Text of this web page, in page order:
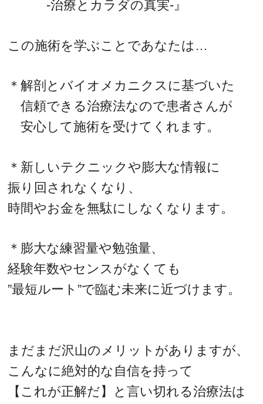
-治療とカラダの真実-』
この施術を学ぶことであなたは…
＊解剖とバイオメカニクスに基づいた
信頼できる治療法なので患者さんが
安心して施術を受けてくれます。
＊新しいテクニックや膨大な情報に
振り回されなくなり、
時間やお金を無駄にしなくなります。
＊膨大な練習量や勉強量、
経験年数やセンスがなくても
”最短ルート”で臨む未来に近づけます。
まだまだ沢山のメリットがありますが、
こんなに絶対的な自信を持って
【これが正解だ】と言い切れる治療法は